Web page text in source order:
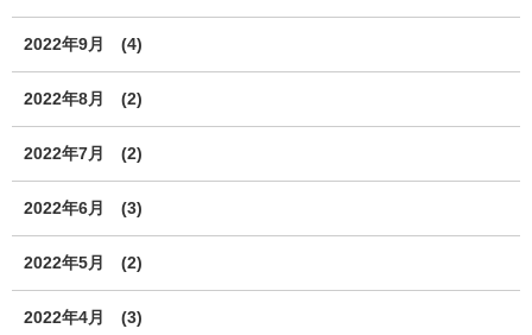
2022年9月 (4)
2022年8月 (2)
2022年7月 (2)
2022年6月 (3)
2022年5月 (2)
2022年4月 (3)